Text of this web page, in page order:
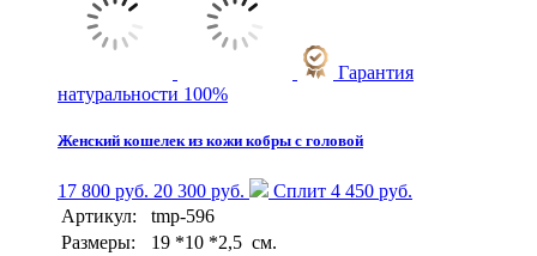
Гарантия
натуральности 100%
Женский кошелек из кожи кобры с головой
17 800 руб. 20 300 руб.
Сплит 4 450 руб.
Артикул:
tmp-596
Размеры:
19 *10 *2,5 см.